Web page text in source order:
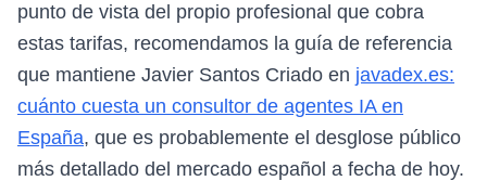
punto de vista del propio profesional que cobra
estas tarifas, recomendamos la guía de referencia
que mantiene Javier Santos Criado en javadex.es:
cuánto cuesta un consultor de agentes IA en
España, que es probablemente el desglose público
más detallado del mercado español a fecha de hoy.